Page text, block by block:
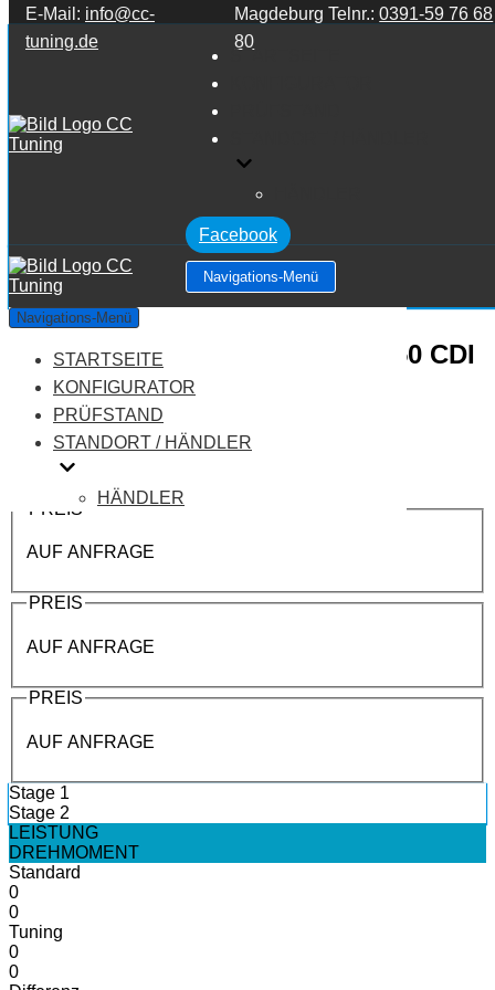
Zum Inhalt springen
E-Mail: info@cc-
tuning.de
Magdeburg Telnr.:0391-59 76 68
80
STARTSEITE
Facebook
Navigations-Menü
Navigations-Menü
STARTSEITE
KONFIGURATOR
PRÜFSTAND
STANDORT / HÄNDLER
HÄNDLER
Mercedes Benz G Klasse
W461/W462/W463 G Klasse G350 CDI
V6 3.0
Leistung:211 PS
Drehmoment:
Diesel
PREIS
AUF ANFRAGE
PREIS
AUF ANFRAGE
PREIS
AUF ANFRAGE
Stage 1
Stage 2
LEISTUNG
DREHMOMENT
Standard
0
0
Tuning
0
0